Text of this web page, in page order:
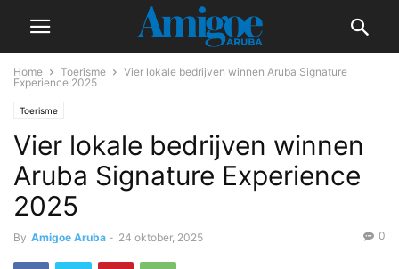
Home Toerisme
Vier lokale bedrijven winnen Aruba Signature
Experience 2025
Toerisme
Vier lokale bedrijven winnen
Aruba Signature Experience
2025
By Amigoe Aruba - 24 oktober, 2025 0